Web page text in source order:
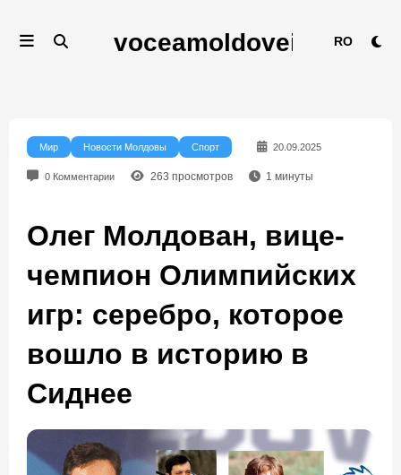
содержимому
RO
Мир Новости Молдовы Спорт 20.09.2025
0 Комментарии 263 просмотров 1 минуты
Олег Молдован, вице-
чемпион Олимпийских
игр: серебро, которое
вошло в историю в
Сиднее